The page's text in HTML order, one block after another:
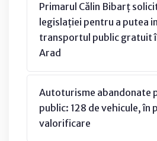
Primarul Călin Bibarț
legislației pentru a putea
transportul public gratuit
Arad
Autoturisme abandonate
public: 128 de vehicule, în
valorificare